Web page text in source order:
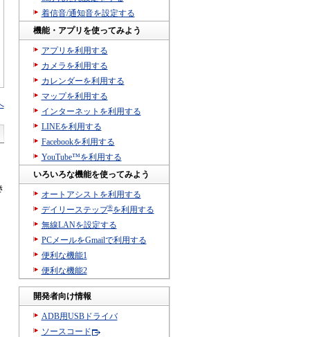
着信音/通知音を設定する
機能・アプリを使ってみよう
アプリを利用する
カメラを利用する
カレンダーを利用する
マップを利用する
インターネットを利用する
LINEを利用する
Facebookを利用する
YouTube™を利用する
いろいろな機能を使ってみよう
オートアシストを利用する
デイリーステップ®を利用する
無線LANを設定する
PCメールをGmailで利用する
便利な機能1
便利な機能2
開発者向け情報
ADB用USBドライバ
ソースコード